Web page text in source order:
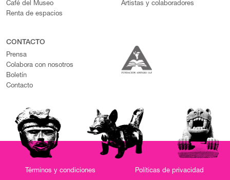
Café del Museo
Renta de espacios
Artistas y colaboradores
CONTACTO
Prensa
Colabora con nosotros
Boletín
Contacto
Términos y condiciones Políticas de privacidad